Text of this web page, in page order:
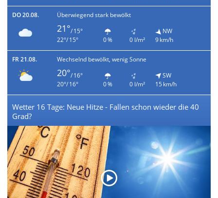
DO 20.08. Überwiegend stark bewölkt
21°/ 15°
22°/ 15°
0 % 0 l/m²
NW
9 km/h
FR 21.08. Wechselnd bewölkt, wenig Sonne
20°/ 16°
20°/ 16°
0 % 0 l/m²
SW
15 km/h
Wetter 16 Tage: Neue Hitze - Fallen schon wieder die 40
Grad?